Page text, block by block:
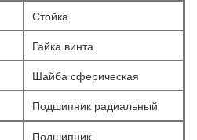
Стойка
Гайка винта
Шайба сферическая
Подшипник радиальный
Подшипник